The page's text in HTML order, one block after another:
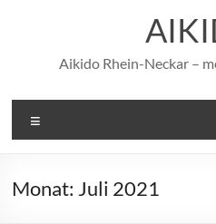
Aikido Rhein-Neckar –
Monat: Juli 2021